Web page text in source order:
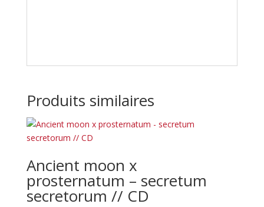
Produits similaires
Ancient moon x
prosternatum – secretum
secretorum // CD